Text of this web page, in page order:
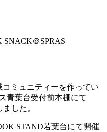
SNACK＠SPRAS
コミュニティーを作ってい
青葉台受付前本棚にて
した。
STAND若葉台にて開催